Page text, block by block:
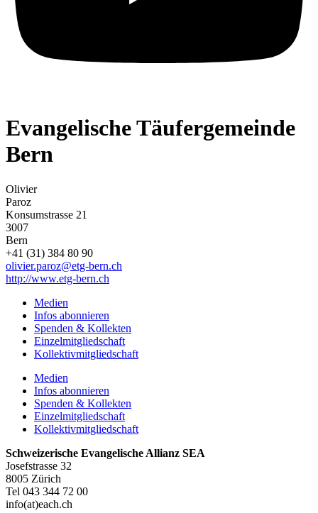
Evangelische Täufergemeinde
Bern
Olivier
Paroz
Konsumstrasse 21
3007
Bern
+41 (31) 384 80 90
olivier.paroz@etg-bern.ch
http://www.etg-bern.ch
Medien
Infos abonnieren
Spenden & Kollekten
Einzelmitgliedschaft
Kollektivmitgliedschaft
Medien
Infos abonnieren
Spenden & Kollekten
Einzelmitgliedschaft
Kollektivmitgliedschaft
Schweizerische Evangelische Allianz SEA
Josefstrasse 32
8005 Zürich
Tel 043 344 72 00
info(at)each.ch